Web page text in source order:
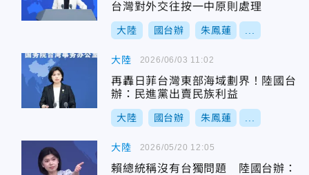
台灣對外交往按一中原則處理
大陸 國台辦 朱鳳蓮
大陸
再轟日菲台灣東部海域劃界！陸國台
辦：民進黨出賣民族利益
大陸 國台辦 朱鳳蓮
2026/06/03 11:02
大陸
賴總統稱沒有台獨問題 陸國台辦：
2026/05/20 12:05